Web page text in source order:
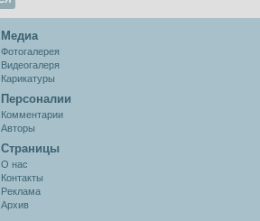
Медиа
Фотогалерея
Видеогалеря
Карикатуры
Персоналии
Комментарии
Авторы
Cтраницы
О нас
Контакты
Реклама
Архив